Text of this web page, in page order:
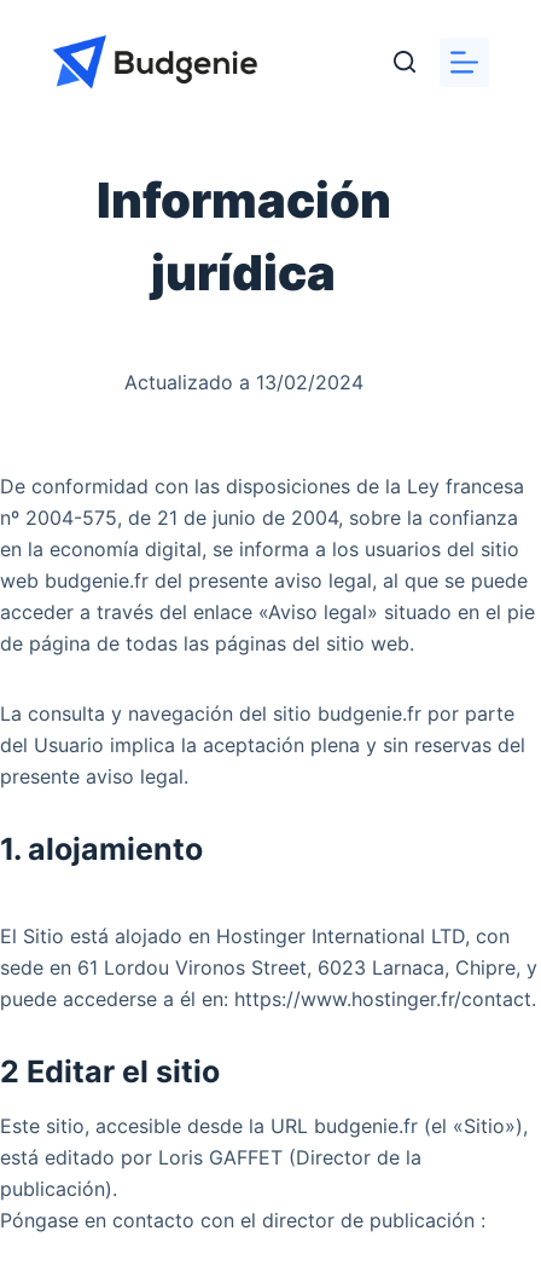
contenido
Información
jurídica
Actualizado a 13/02/2024
De conformidad con las disposiciones de la Ley francesa
nº 2004-575, de 21 de junio de 2004, sobre la confianza
en la economía digital, se informa a los usuarios del sitio
web budgenie.fr del presente aviso legal, al que se puede
acceder a través del enlace «Aviso legal» situado en el pie
de página de todas las páginas del sitio web.
La consulta y navegación del sitio budgenie.fr por parte
del Usuario implica la aceptación plena y sin reservas del
presente aviso legal.
1. alojamiento
El Sitio está alojado en Hostinger International LTD, con
sede en 61 Lordou Vironos Street, 6023 Larnaca, Chipre, y
puede accederse a él en: https://www.hostinger.fr/contact.
2 Editar el sitio
Este sitio, accesible desde la URL budgenie.fr (el «Sitio»),
está editado por Loris GAFFET (Director de la
publicación).
Póngase en contacto con el director de publicación :